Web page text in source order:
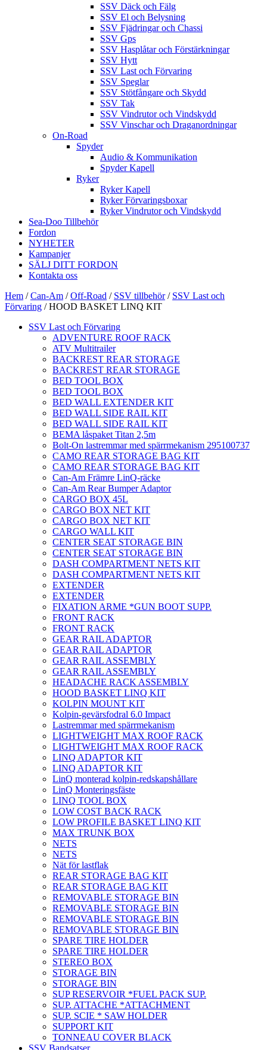
SSV Däck och Fälg
SSV El och Belysning
SSV Fjädringar och Chassi
SSV Gps
SSV Hasplåtar och Förstärkningar
SSV Hytt
SSV Last och Förvaring
SSV Speglar
SSV Stötfångare och Skydd
SSV Tak
SSV Vindrutor och Vindskydd
SSV Vinschar och Draganordningar
On-Road
Spyder
Audio & Kommunikation
Spyder Kapell
Ryker
Ryker Kapell
Ryker Förvaringsboxar
Ryker Vindrutor och Vindskydd
Sea-Doo Tillbehör
Fordon
NYHETER
Kampanjer
SÄLJ DITT FORDON
Kontakta oss
Hem /Can-Am /Off-Road / SSV tillbehör/ SSV Last och
Förvaring / HOOD BASKET LINQ KIT
SSV Last och Förvaring
ADVENTURE ROOF RACK
ATV Multitrailer
BACKREST REAR STORAGE
BACKREST REAR STORAGE
BED TOOL BOX
BED TOOL BOX
BED WALL EXTENDER KIT
BED WALL SIDE RAIL KIT
BED WALL SIDE RAIL KIT
BEMA låspaket Titan 2,5m
Bolt-On lastremmar med spärrmekanism 295100737
CAMO REAR STORAGE BAG KIT
CAMO REAR STORAGE BAG KIT
Can-Am Främre LinQ-räcke
Can-Am Rear Bumper Adaptor
CARGO BOX 45L
CARGO BOX NET KIT
CARGO BOX NET KIT
CARGO WALL KIT
CENTER SEAT STORAGE BIN
CENTER SEAT STORAGE BIN
DASH COMPARTMENT NETS KIT
DASH COMPARTMENT NETS KIT
EXTENDER
EXTENDER
FIXATION ARME *GUN BOOT SUPP.
FRONT RACK
FRONT RACK
GEAR RAIL ADAPTOR
GEAR RAIL ADAPTOR
GEAR RAIL ASSEMBLY
GEAR RAIL ASSEMBLY
HEADACHE RACK ASSEMBLY
HOOD BASKET LINQ KIT
KOLPIN MOUNT KIT
Kolpin-gevärsfodral 6.0 Impact
Lastremmar med spärrmekanism
LIGHTWEIGHT MAX ROOF RACK
LIGHTWEIGHT MAX ROOF RACK
LINQ ADAPTOR KIT
LINQ ADAPTOR KIT
LinQ monterad kolpin-redskapshållare
LinQ Monteringsfäste
LINQ TOOL BOX
LOW COST BACK RACK
LOW PROFILE BASKET LINQ KIT
MAX TRUNK BOX
NETS
NETS
Nät för lastflak
REAR STORAGE BAG KIT
REAR STORAGE BAG KIT
REMOVABLE STORAGE BIN
REMOVABLE STORAGE BIN
REMOVABLE STORAGE BIN
REMOVABLE STORAGE BIN
SPARE TIRE HOLDER
SPARE TIRE HOLDER
STEREO BOX
STORAGE BIN
STORAGE BIN
SUP RESERVOIR *FUEL PACK SUP.
SUP. ATTACHE *ATTACHMENT
SUP. SCIE * SAW HOLDER
SUPPORT KIT
TONNEAU COVER BLACK
SSV Bandsatser